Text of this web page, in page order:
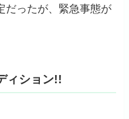
だったが、緊急事態が
ィション!!